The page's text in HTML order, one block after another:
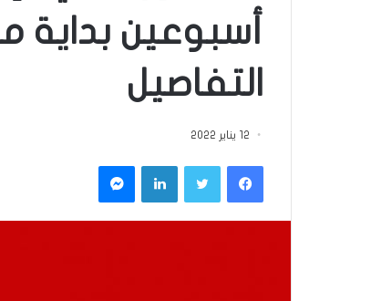
أسبوعين بداية
التفاصيل
12 يناير 2022
فيسبوكتويتر لينكدإن ماسنجر